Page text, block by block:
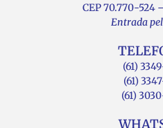
CEP 70.770-524
Entrada
(61)
(61)
(61)